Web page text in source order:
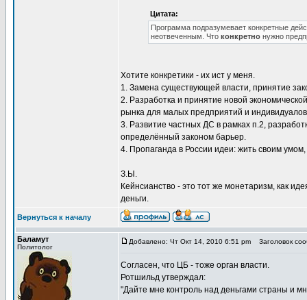
Цитата:
Программа подразумевает конкретные
неотвеченным. Что конкретно нужно
Хотите конкретики - их ист у меня.
1. Замена существующей власти, принятие
2. Разработка и принятие новой
рынка для малых предприятий и
3. Развитие частных ДС в рамках п.2,
определённый законом барьер.
4. Пропаганда в России идеи: жить своим
З.Ы.
Кейнсианство - это тот же монетаризм, как
деньги.
Вернуться к началу
Баламут
Политолог
Добавлено: Чт Окт 14, 2010 6:51 pm Заголовок
Согласен, что ЦБ - тоже орган власти.
Ротшильд утверждал:
"Дайте мне контроль над деньгами страны и